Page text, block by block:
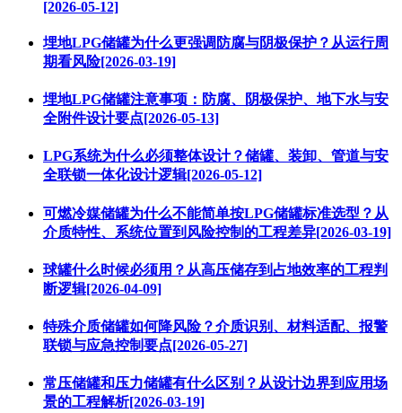
[2026-05-12]
埋地LPG储罐为什么更强调防腐与阴极保护？从运行周
期看风险[2026-03-19]
埋地LPG储罐注意事项：防腐、阴极保护、地下水与安
全附件设计要点[2026-05-13]
LPG系统为什么必须整体设计？储罐、装卸、管道与安
全联锁一体化设计逻辑[2026-05-12]
可燃冷媒储罐为什么不能简单按LPG储罐标准选型？从
介质特性、系统位置到风险控制的工程差异[2026-03-19]
球罐什么时候必须用？从高压储存到占地效率的工程判
断逻辑[2026-04-09]
特殊介质储罐如何降风险？介质识别、材料适配、报警
联锁与应急控制要点[2026-05-27]
常压储罐和压力储罐有什么区别？从设计边界到应用场
景的工程解析[2026-03-19]